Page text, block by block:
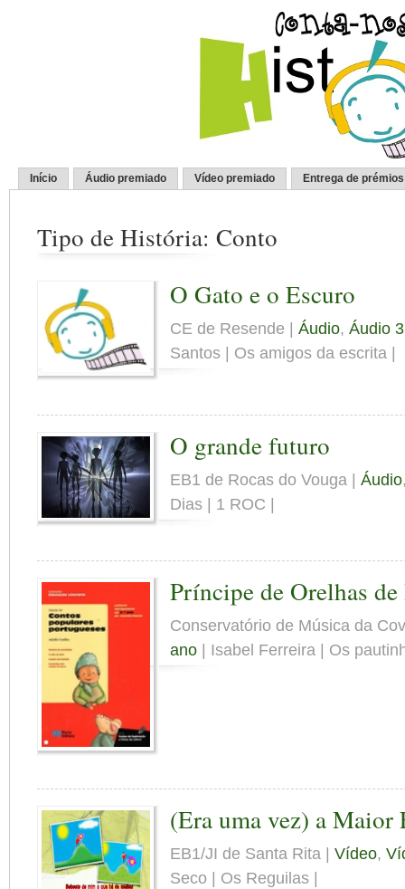
Início Áudio premiado Vídeo premiado Entrega de prémios
Tipo de História: Conto
O Gato e o Escuro
CE de Resende |Áudio,Áudio
Santos | Os amigos da escrita |
O grande futuro
EB1 de Rocas do Vouga |Áudio
Dias | 1 ROC |
Príncipe de Orelhas
Conservatório de Música da
ano | Isabel Ferreira | Os
(Era uma vez) a
EB1/JI de Santa Rita |Vídeo,
Seco | Os Reguilas |